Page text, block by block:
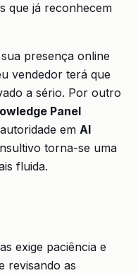
que já reconhecem
presença online
vendedor terá que
a sério. Por outro
Panel
em AI
torna-se uma
fluida.
exige paciência e
revisando as